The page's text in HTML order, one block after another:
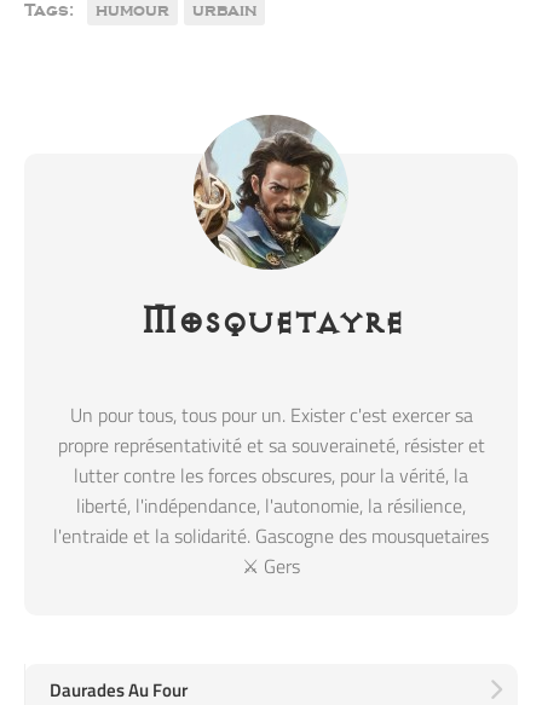
Tags: humour urbain
Mosquetayre
Un pour tous, tous pour un. Exister c'est exercer sa
propre représentativité et sa souveraineté, résister et
lutter contre les forces obscures, pour la vérité, la
liberté, l'indépendance, l'autonomie, la résilience,
l'entraide et la solidarité. Gascogne des mousquetaires
⚔️ Gers
Daurades Au Four